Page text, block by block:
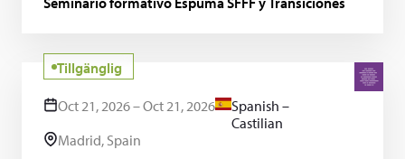
Tillgänglig
Oct 21, 2026 – Oct 21, 2026
Spanish –
Castilian
Madrid, Spain